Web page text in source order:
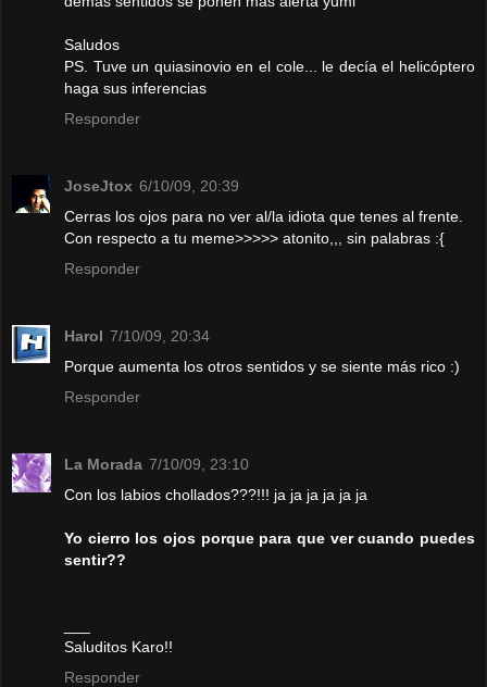
Saludos
PS. Tuve un quiasinovio en el cole... le decía el helicóptero
haga sus inferencias
Responder
JoseJtox 6/10/09, 20:39
Cerras los ojos para no ver al/la idiota que tenes al frente.
Con respecto a tu meme>>>>> atonito,,, sin palabras :{
Responder
Harol 7/10/09, 20:34
Porque aumenta los otros sentidos y se siente más rico :)
Responder
La Morada 7/10/09, 23:10
Con los labios chollados???!!! ja ja ja ja ja ja
Yo cierro los ojos porque para que ver cuando puedes
sentir??
Saluditos Karo!!
Responder